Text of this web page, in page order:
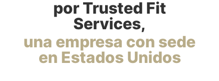
por Trusted Fit
Services,
una empresa con sede
en Estados Unidos